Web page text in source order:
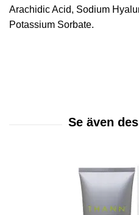
Arachidic Acid, Sodium
Potassium Sorbate.